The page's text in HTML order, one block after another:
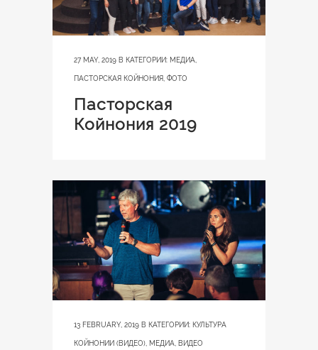
27 MAY, 2019 В КАТЕГОРИИ: МЕДИА
ПАСТОРСКАЯ КОЙНОНИЯ ФОТО
Пасторская
Койнония 2019
13 FEBRUARY, 2019 В КАТЕГОРИИ: КУЛЬТУРА
КОЙНОНИИ (ВИДЕО) МЕДИА ВИДЕО